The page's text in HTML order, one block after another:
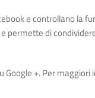
e controllano la
permette di
Google +. Per maggiori